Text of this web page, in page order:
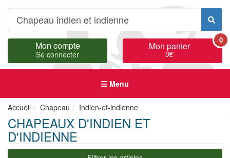
Mon compte
Se connecter
Mon panier
0€
0
Menu
Accueil Chapeau Indien-et-indienne
CHAPEAUX D'INDIEN ET
D'INDIENNE